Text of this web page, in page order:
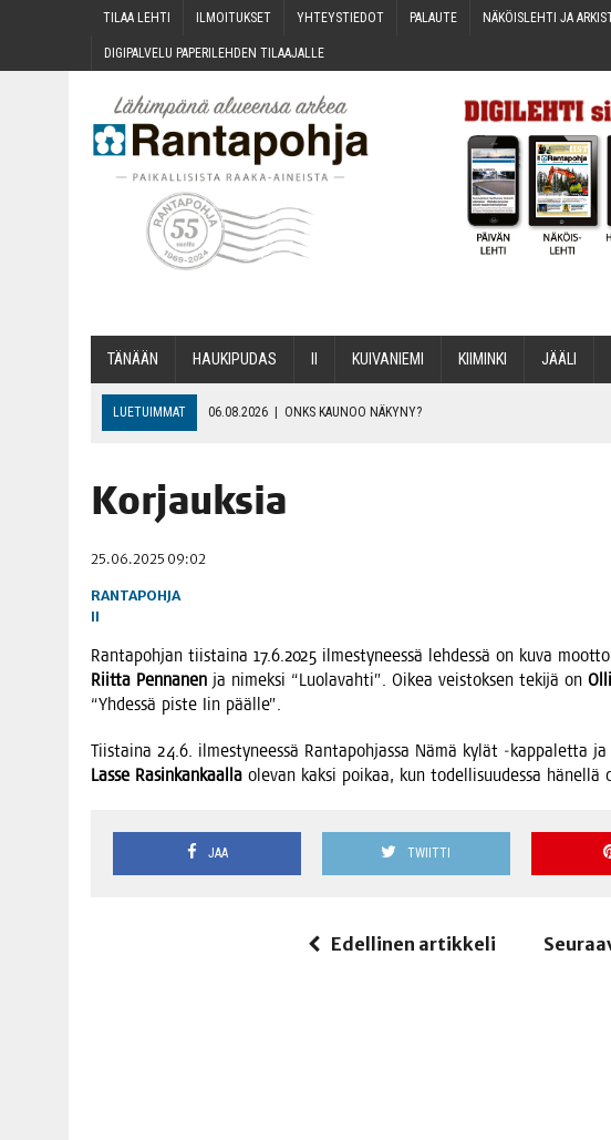
TILAA LEH­TI ILMOI­TUK­SET YHTEYS­TIE­DOT PALAU­TE NÄKÖIS­LEH­TI JA
DIGI­PAL­VE­LU PAPE­RI­LEH­DEN TILAAJALLE
TÄNÄÄN HAU­KI­PU­DAS KUI­VA­NIE­MI KII­MIN­KI JÄÄ­LI
LUETUIMMAT 06.08.2026 | ONKS KAU­NOO NÄKYNY?
06.08.2026 OPIN­TOI­HIN KAN­SA­LAIS­OPIS­TOS­SA VOI SAA­DA AVUSTUSTA
06.08.2026
06.08.2026 | KII­MIN­KI­PÄI­VÄT JÄR­JES­TE­TÄÄN PERIN­TEI­TÄ KUNNIOITTAEN
Kor­jauk­sia
25.06.2025 09:02
RANTAPOHJA
II
Ran­ta­poh­jan tiis­tai­na 17.6.2025 ilmes­ty­nees­sä leh­des­sä on kuva
Riit­ta Pen­na­nen ja nimek­si “Luo­la­vah­ti”. Oikea veis­tok­sen teki­jä on
“Yhdes­sä pis­te Iin päälle”.
Tiis­tai­na 24.6. ilmes­ty­nees­sä Ran­ta­poh­jas­sa Nämä kylät ‑kap­pa­let­ta
Las­se Rasin­kan­kaal­la ole­van kak­si poi­kaa, kun todel­li­suu­des­sa hänel­lä
JAA TWIITTI
Edellinen artikkeli